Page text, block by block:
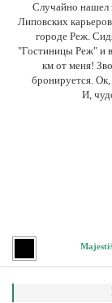
Случайно нашел
Липовских
городе Реж.
"Гостиницы Реж" и
км от меня!
бронируется.
И,